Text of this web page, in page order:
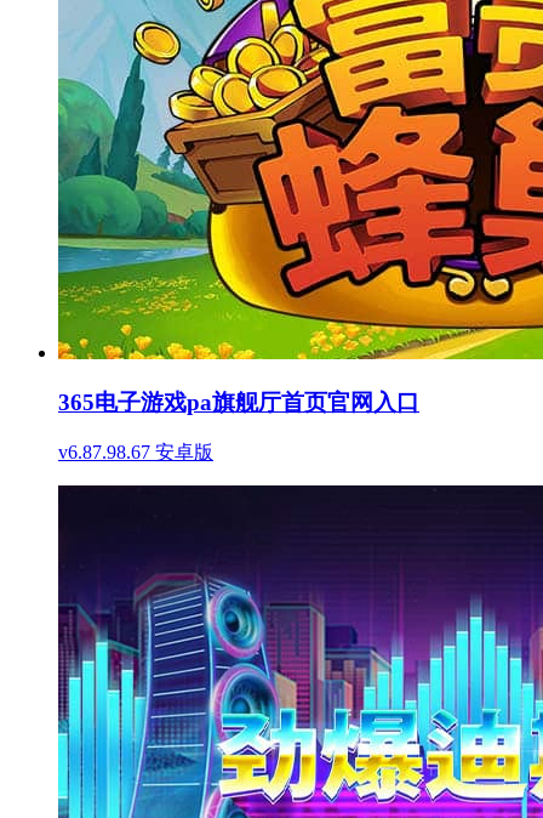
365电子游戏pa旗舰厅首页官网入口
v6.87.98.67 安卓版